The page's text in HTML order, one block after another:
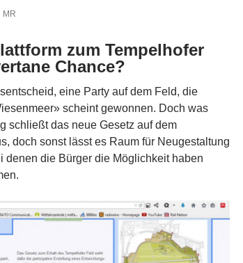
MR
zum Tempelhofer
Chance?
eine Party auf dem Feld, die
scheint gewonnen. Doch was
schließt das neue Gesetz auf dem
doch sonst lässt es Raum für Neugestaltung
denen die Bürger die Möglichkeit haben